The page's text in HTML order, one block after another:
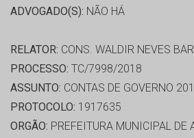
ADVOGADO(S): NÃO HÁ
RELATOR: CONS. WALDIR NEVES
PROCESSO: TC/7998/2018
ASSUNTO: CONTAS DE GOVERNO
PROTOCOLO: 1917635
ORGÃO: PREFEITURA MUNICIPAL DE